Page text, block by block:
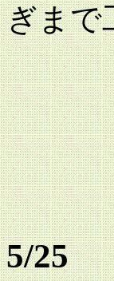
ぎまで
5/25